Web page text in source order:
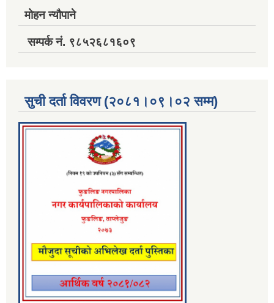
मोहन न्यौपाने
सम्पर्क नं. ९८५२६८१६०९
सुची दर्ता विवरण (२०८१।०९।०२ सम्म)